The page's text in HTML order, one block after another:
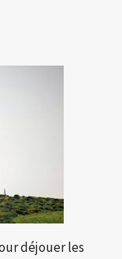
déjouer les